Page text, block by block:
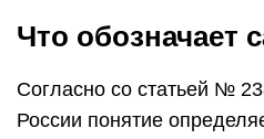
Что обозначает
Согласно со статьей №
России понятие